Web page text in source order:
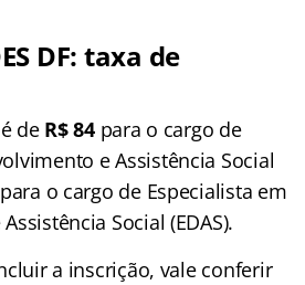
DF: taxa de
de R$ 84para o cargo de
e Assistência Social
para o cargo de Especialista em
Social (EDAS).
a inscrição, vale conferir